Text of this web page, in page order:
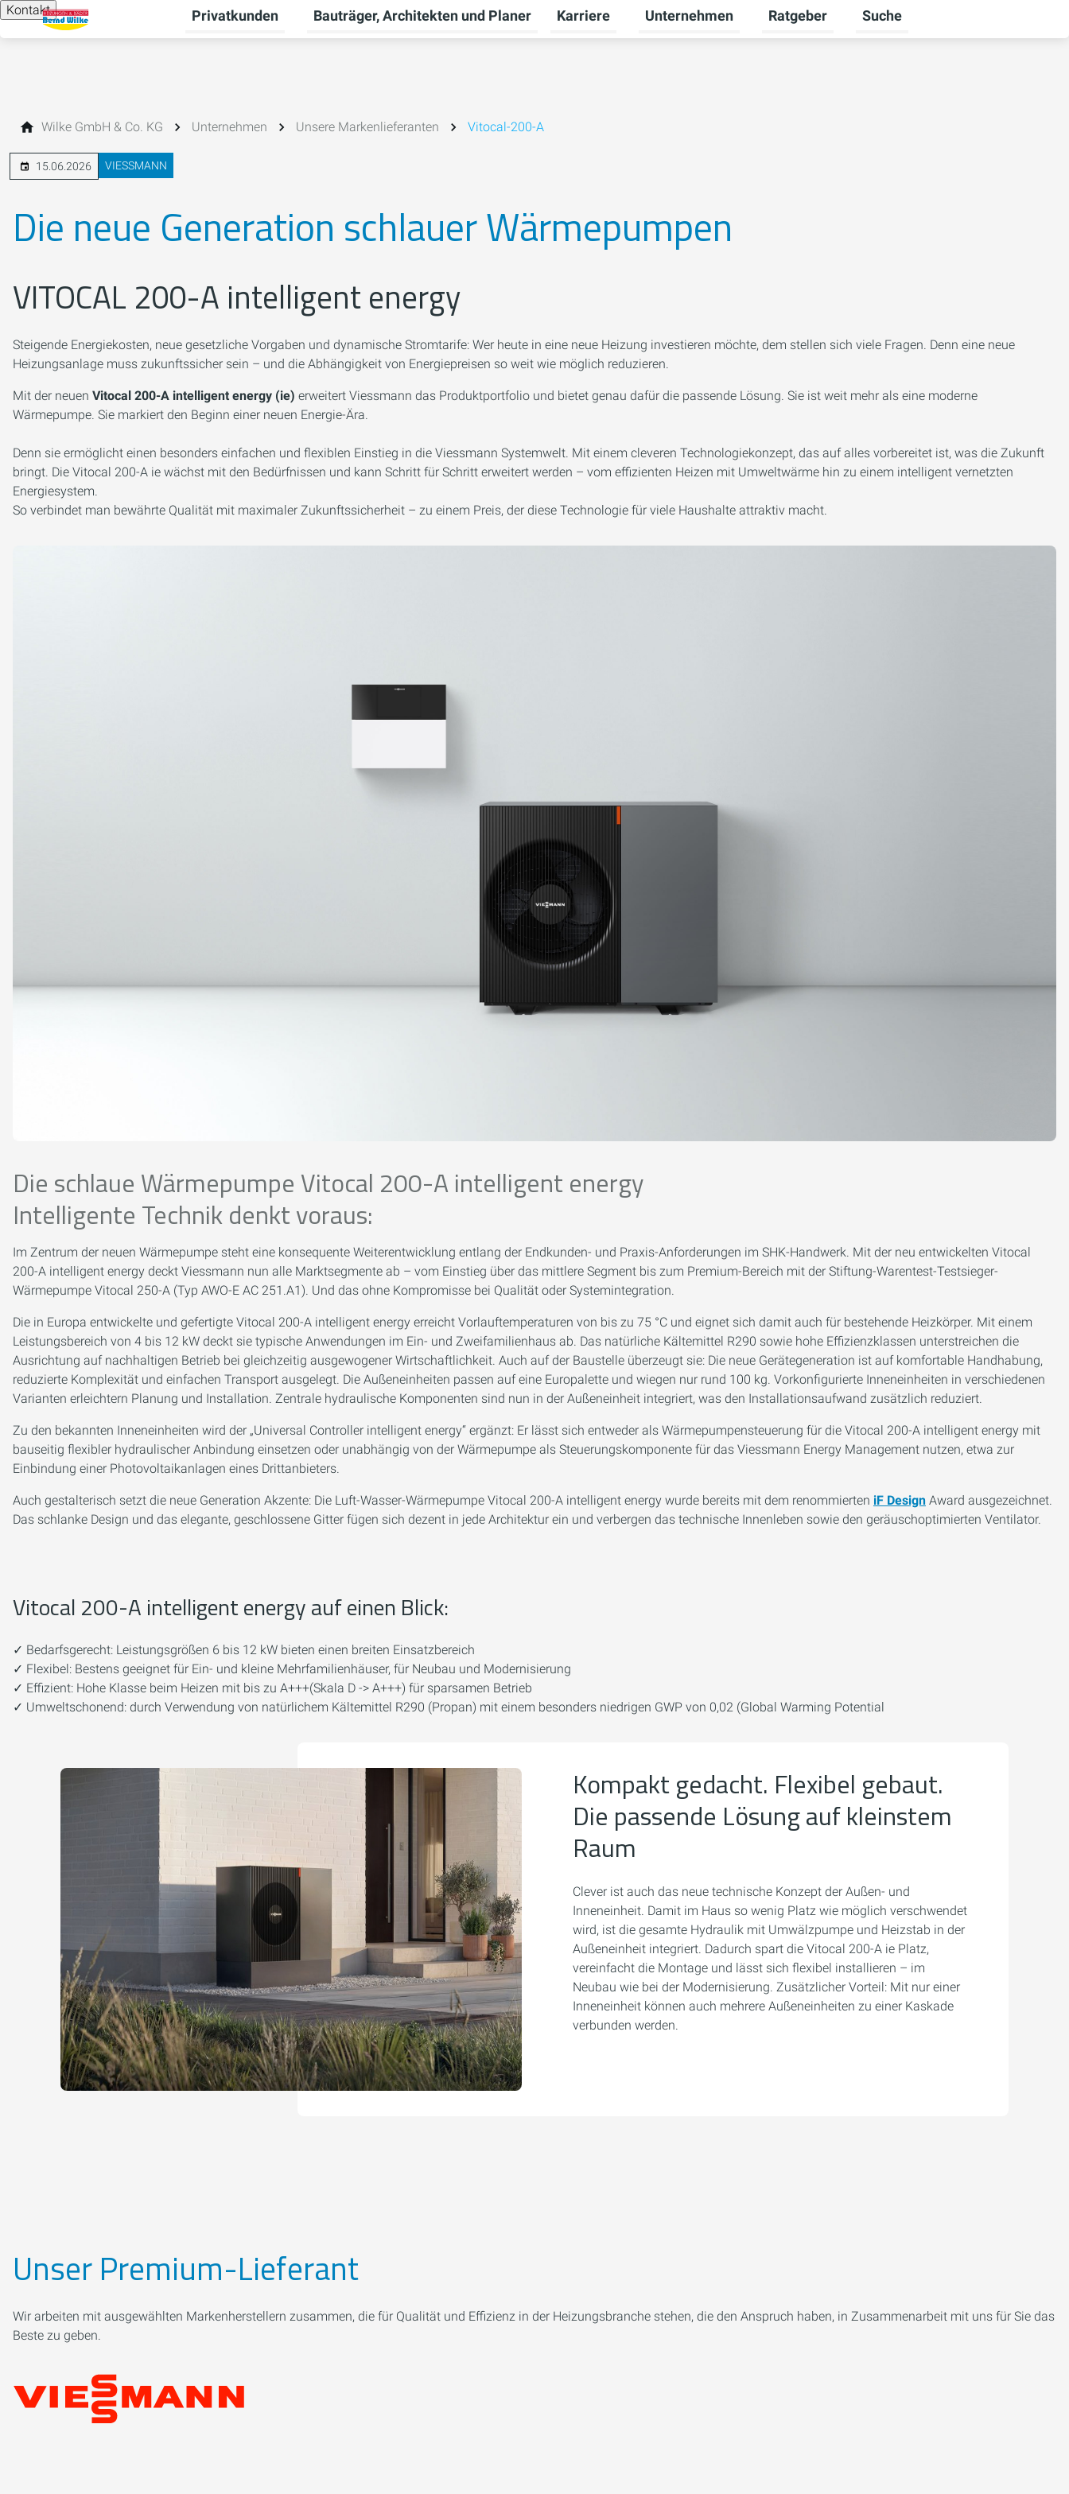
Kontakt Privatkunden
Untermenü für Privatkunden umschalten
Bauträger, Architekten und Planer Karriere
Untermenü für Karriere umschalten
Unternehmen
Untermenü für Unternehmen umschalten
Ratgeber
Untermenü für Ratgeber
Suche
Wilke GmbH & Co. KG Unternehmen Unsere Markenlieferanten Vitocal-200-A
15.06.2026 VIESSMANN
Die neue Generation schlauer Wärmepumpen
VITOCAL 200-A intelligent energy
Steigende Energiekosten, neue gesetzliche Vorgaben und dynamische Stromtarife: Wer heute in eine neue Heizung investieren möchte, dem stellen sich viele Fragen. Denn eine neue
Heizungsanlage muss zukunftssicher sein – und die Abhängigkeit von Energiepreisen so weit wie möglich reduzieren.
Mit der neuen Vitocal 200-A intelligent energy (ie) erweitert Viessmann das Produktportfolio und bietet genau dafür die passende Lösung. Sie ist weit mehr als eine moderne
Wärmepumpe. Sie markiert den Beginn einer neuen Energie-Ära.
Denn sie ermöglicht einen besonders einfachen und flexiblen Einstieg in die Viessmann Systemwelt. Mit einem cleveren Technologiekonzept, das auf alles vorbereitet ist, was die Zukunft
bringt. Die Vitocal 200-A ie wächst mit den Bedürfnissen und kann Schritt für Schritt erweitert werden – vom effizienten Heizen mit Umweltwärme hin zu einem intelligent vernetzten
Energiesystem.
So verbindet man bewährte Qualität mit maximaler Zukunftssicherheit – zu einem Preis, der diese Technologie für viele Haushalte attraktiv macht.
Die schlaue Wärmepumpe Vitocal 200-A intelligent energy
Intelligente Technik denkt voraus:
Im Zentrum der neuen Wärmepumpe steht eine konsequente Weiterentwicklung entlang der Endkunden- und Praxis-Anforderungen im SHK-Handwerk. Mit der neu entwickelten Vitocal
200-A intelligent energy deckt Viessmann nun alle Marktsegmente ab – vom Einstieg über das mittlere Segment bis zum Premium-Bereich mit der Stiftung-Warentest-Testsieger-
Wärmepumpe Vitocal 250-A (Typ AWO-E AC 251.A1). Und das ohne Kompromisse bei Qualität oder Systemintegration.
Die in Europa entwickelte und gefertigte Vitocal 200-A intelligent energy erreicht Vorlauftemperaturen von bis zu 75 °C und eignet sich damit auch für bestehende Heizkörper. Mit einem
Leistungsbereich von 4 bis 12 kW deckt sie typische Anwendungen im Ein- und Zweifamilienhaus ab. Das natürliche Kältemittel R290 sowie hohe Effizienzklassen unterstreichen die
Ausrichtung auf nachhaltigen Betrieb bei gleichzeitig ausgewogener Wirtschaftlichkeit. Auch auf der Baustelle überzeugt sie: Die neue Gerätegeneration ist auf komfortable Handhabung,
reduzierte Komplexität und einfachen Transport ausgelegt. Die Außeneinheiten passen auf eine Europalette und wiegen nur rund 100 kg. Vorkonfigurierte Inneneinheiten in verschiedenen
Varianten erleichtern Planung und Installation. Zentrale hydraulische Komponenten sind nun in der Außeneinheit integriert, was den Installationsaufwand zusätzlich reduziert.
Zu den bekannten Inneneinheiten wird der „Universal Controller intelligent energy“ ergänzt: Er lässt sich entweder als Wärmepumpensteuerung für die Vitocal 200-A intelligent energy mit
bauseitig flexibler hydraulischer Anbindung einsetzen oder unabhängig von der Wärmepumpe als Steuerungskomponente für das Viessmann Energy Management nutzen, etwa zur
Einbindung einer Photovoltaikanlagen eines Drittanbieters.
Auch gestalterisch setzt die neue Generation Akzente: Die Luft-Wasser-Wärmepumpe Vitocal 200-A intelligent energy wurde bereits mit dem renommierten iF Design Award ausgezeichnet.
Das schlanke Design und das elegante, geschlossene Gitter fügen sich dezent in jede Architektur ein und verbergen das technische Innenleben sowie den geräuschoptimierten Ventilator.
Vitocal 200-A intelligent energy auf einen Blick:
✓ Bedarfsgerecht: Leistungsgrößen 6 bis 12 kW bieten einen breiten Einsatzbereich
✓ Flexibel: Bestens geeignet für Ein- und kleine Mehrfamilienhäuser, für Neubau und Modernisierung
✓ Effizient: Hohe Klasse beim Heizen mit bis zu A+++(Skala D -> A+++) für sparsamen Betrieb
✓ Umweltschonend: durch Verwendung von natürlichem Kältemittel R290 (Propan) mit einem besonders niedrigen GWP von 0,02 (Global Warming Potential
Kompakt gedacht. Flexibel gebaut.
Die passende Lösung auf kleinstem
Raum
Clever ist auch das neue technische Konzept der Außen- und
Inneneinheit. Damit im Haus so wenig Platz wie möglich verschwendet
wird, ist die gesamte Hydraulik mit Umwälzpumpe und Heizstab in der
Außeneinheit integriert. Dadurch spart die Vitocal 200-A ie Platz,
vereinfacht die Montage und lässt sich flexibel installieren – im
Neubau wie bei der Modernisierung. Zusätzlicher Vorteil: Mit nur einer
Inneneinheit können auch mehrere Außeneinheiten zu einer Kaskade
verbunden werden.
Unser Premium-Lieferant
Wir arbeiten mit ausgewählten Markenherstellern zusammen, die für Qualität und Effizienz in der Heizungsbranche stehen, die den Anspruch haben, in Zusammenarbeit mit uns für Sie das
Beste zu geben.